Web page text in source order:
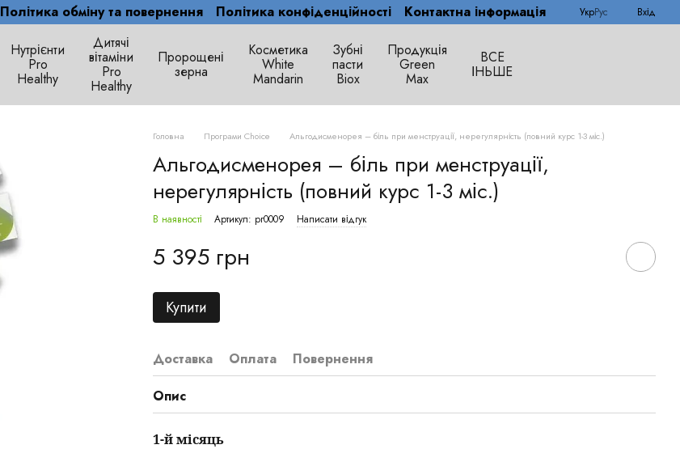
Політика обміну та повернення Політика конфіденційності Контактна інформація УкрРус Вхід
Нутрієнти
Рro
Healthy
Дитячі
вітаміни
Pro
Healthy
Пророщені
зерна
Косметика
White
Mandarin
Зубні
пасти
Biox
Продукція
Green
Max
ВСЕ
ІНЬШЕ
Головна Програми Choice Альгодисменорея – біль при менструації, нерегулярність (повний курс 1-3 міс.)
Альгодисменорея – біль при менструації,
нерегулярність (повний курс 1-3 міс.)
В наявності Артикул: pr0009 Написати відгук
5 395 грн
Купити
Доставка Оплата
Повернення
Опис
1-й місяць